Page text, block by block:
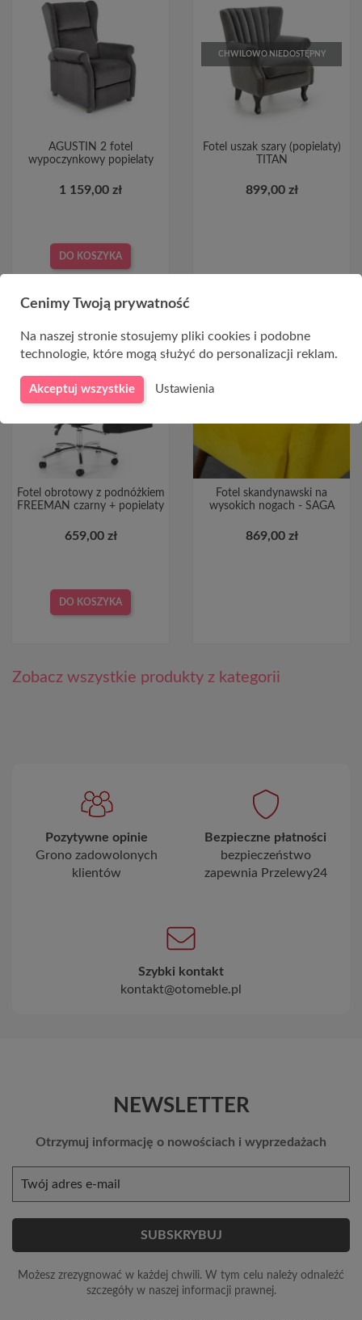
AGUSTIN 2 fotel
wypoczynkowy popielaty
1 159,00 zł
DO KOSZYKA
CHWILOWO NIEDOSTĘPNY
Fotel uszak szary (popielaty)
TITAN
899,00 zł
Fotel obrotowy z podnóżkiem
FREEMAN czarny + popielaty
659,00 zł
DO KOSZYKA
Fotel skandynawski na
wysokich nogach - SAGA
869,00 zł
Zobacz wszystkie produkty z kategorii
Pozytywne opinie
Grono zadowolonych
klientów
Bezpieczne płatności
bezpieczeństwo
zapewnia Przelewy24
Szybki kontakt
kontakt@otomeble.pl
NEWSLETTER
Otrzymuj informację o nowościach i wyprzedażach
Możesz zrezygnować w każdej chwili. W tym celu należy odnaleźć
szczegóły w naszej informacji prawnej.
Cenimy Twoją prywatność
Na naszej stronie stosujemy pliki cookies i podobne
technologie, które mogą służyć do personalizacji reklam.
Akceptuj wszystkie Ustawienia